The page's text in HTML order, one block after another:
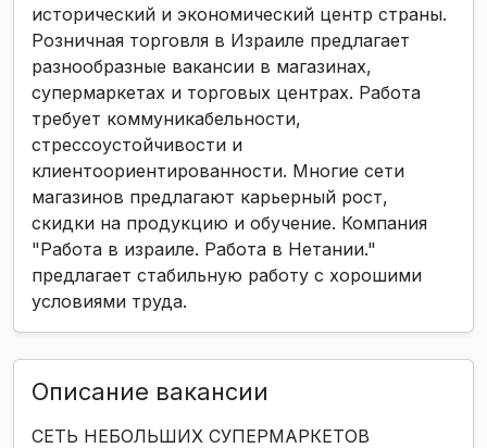
исторический и экономический центр страны.
Розничная торговля в Израиле предлагает
разнообразные вакансии в магазинах,
супермаркетах и торговых центрах. Работа
требует коммуникабельности,
стрессоустойчивости и
клиентоориентированности. Многие сети
магазинов предлагают карьерный рост,
скидки на продукцию и обучение. Компания
"Работа в израиле. Работа в Нетании."
предлагает стабильную работу с хорошими
условиями труда.
Описание вакансии
СЕТЬ НЕБОЛЬШИХ СУПЕРМАРКЕТОВ